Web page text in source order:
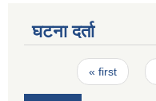
घटना दर्ता
Pages« first